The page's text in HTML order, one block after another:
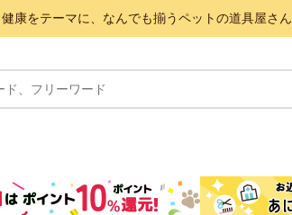
康をテーマに、なんでも揃うペットの道具屋さん